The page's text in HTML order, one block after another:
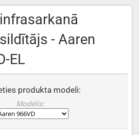
- Aaren
EL
produkta modeli:
Modelis: